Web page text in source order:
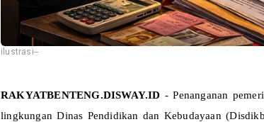
ilustrasi--
RAKYATBENTENG.DISWAY.ID - Penanganan
lingkungan Dinas Pendidikan dan Kebudayaan